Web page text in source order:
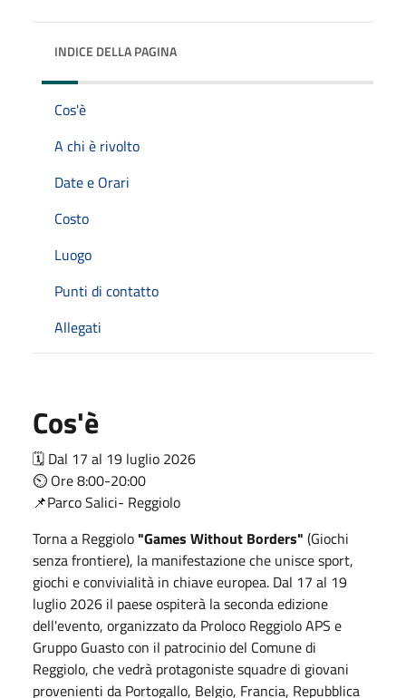
INDICE DELLA PAGINA
Cos'è
A chi è rivolto
Date e Orari
Costo
Luogo
Punti di contatto
Allegati
Cos'è
🗓 Dal 17 al 19 luglio 2026
⏲ Ore 8:00-20:00
📌Parco Salici- Reggiolo
Torna a Reggiolo"Games Without Borders" (Giochi
senza frontiere), la manifestazione che unisce sport,
giochi e convivialità in chiave europea. Dal 17 al 19
luglio 2026 il paese ospiterà la seconda edizione
dell'evento, organizzato da Proloco Reggiolo APS e
Gruppo Guasto con il patrocinio del Comune di
Reggiolo, che vedrà protagoniste squadre di giovani
provenienti da Portogallo, Belgio, Francia, Repubblica